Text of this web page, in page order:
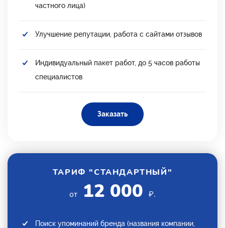
частного лица)
Улучшение репутации, работа с сайтами отзывов
Индивидуальный пакет работ, до 5 часов работы
специалистов
Заказать
ТАРИФ "СТАНДАРТНЫЙ"
от 12 000 ₽.
Поиск упоминаний бренда (названия компании,